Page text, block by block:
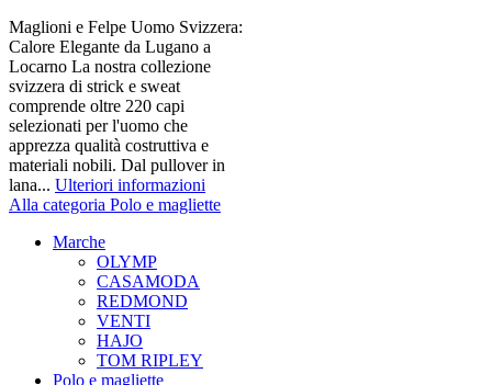
Maglioni e Felpe Uomo Svizzera:
Calore Elegante da Lugano a
Locarno La nostra collezione
svizzera di strick e sweat
comprende oltre 220 capi
selezionati per l'uomo che
apprezza qualità costruttiva e
materiali nobili. Dal pullover in
lana... Ulteriori informazioni
Alla categoria Polo e magliette
Marche
OLYMP
CASAMODA
REDMOND
VENTI
HAJO
TOM RIPLEY
Polo e magliette